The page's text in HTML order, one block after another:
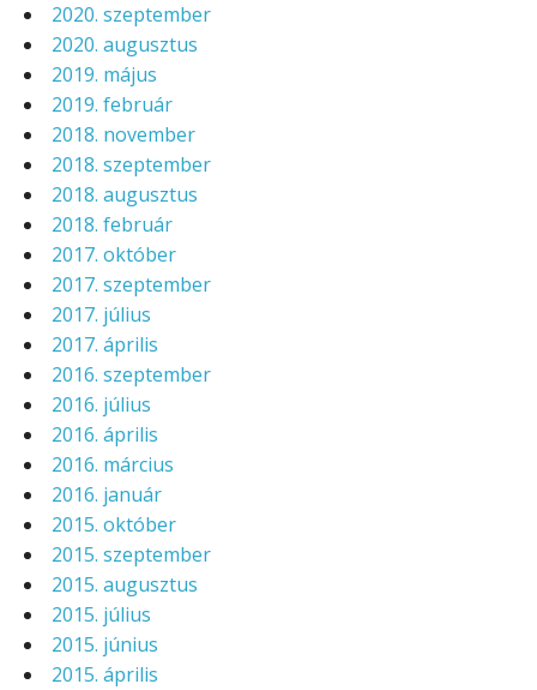
2020. szeptember
2020. augusztus
2019. május
2019. február
2018. november
2018. szeptember
2018. augusztus
2018. február
2017. október
2017. szeptember
2017. július
2017. április
2016. szeptember
2016. július
2016. április
2016. március
2016. január
2015. október
2015. szeptember
2015. augusztus
2015. július
2015. június
2015. április